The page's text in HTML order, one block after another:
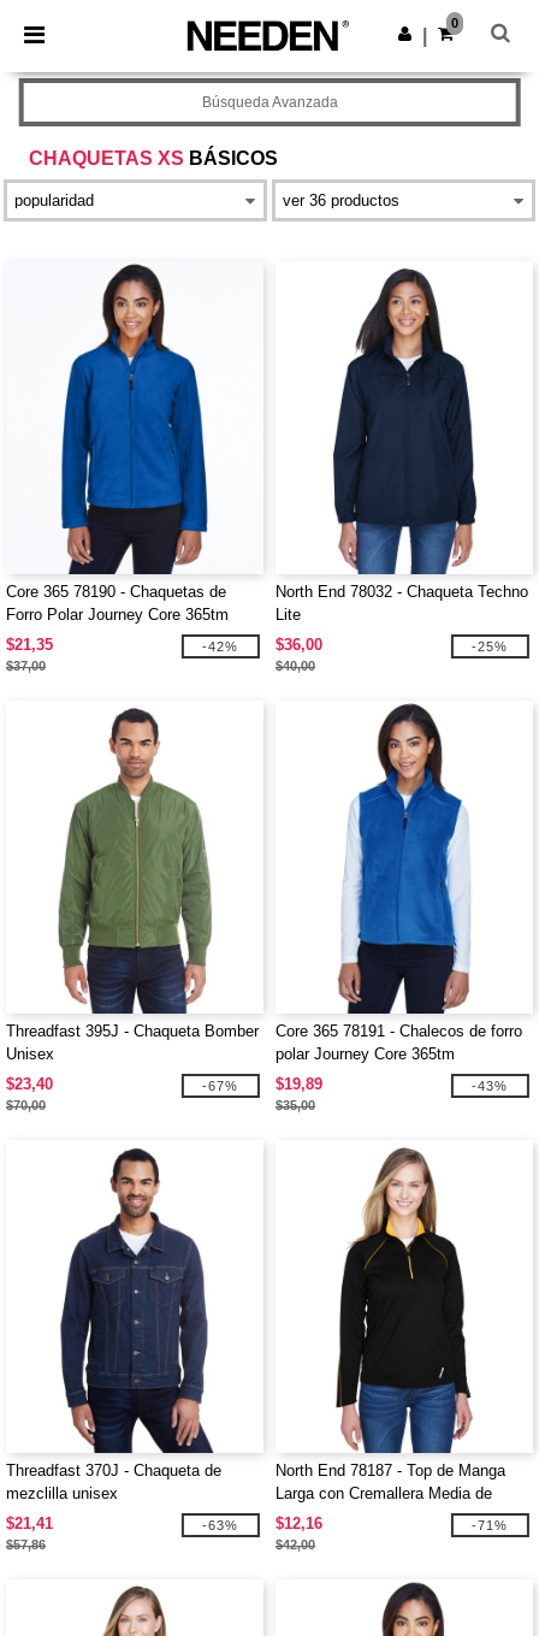
× App de Needen
¡Mejores precios en app!
Descargar app
0
CHAQUETAS XS BÁSICOS
Búsqueda Avanzada
Core 365 78190 - Chaquetas de
Forro Polar Journey Core 365tm
$21,35
$37,00
-42%
North End 78032 - Chaqueta Techno
Lite
$36,00
$40,00
-25%
Threadfast 395J - Chaqueta Bomber
Unisex
$23,40
$70,00
-67%
Core 365 78191 - Chalecos de forro
polar Journey Core 365tm
$19,89
$35,00
-43%
Threadfast 370J - Chaqueta de
mezclilla unisex
$21,41
$57,86
-63%
North End 78187 - Top de Manga
Larga con Cremallera Media de
Rendimiento para Damas Radar
$12,16
$42,00
-71%